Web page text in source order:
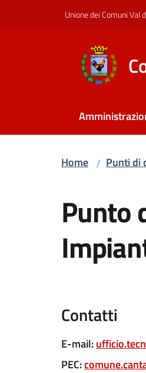
Unione dei Comuni Val
Home / Punti di
Punto
Contatti
E-mail:
PEC: